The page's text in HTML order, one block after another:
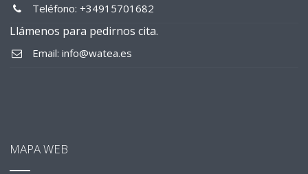
Teléfono: +34915701682
Llámenos para pedirnos cita.
Email: info@watea.es
MAPA WEB